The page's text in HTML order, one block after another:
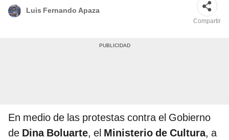
Luis Fernando Apaza
Compartir
En medio de las protestas contra el Gobierno
de Dina Boluarte, el Ministerio de Cultura, a